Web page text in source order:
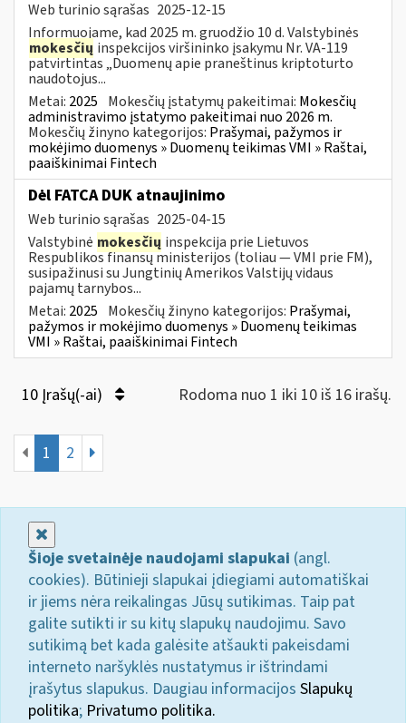
Web turinio sąrašas 2025-12-15
Informuojame, kad 2025 m. gruodžio 10 d. Valstybinės
mokesčių inspekcijos viršininko įsakymu Nr. VA-119
patvirtintas „Duomenų apie praneštinus kriptoturto
naudotojus...
Metai: 2025 Mokesčių įstatymų pakeitimai: Mokesčių
administravimo įstatymo pakeitimai nuo 2026 m.
Mokesčių žinyno kategorijos: Prašymai, pažymos ir
mokėjimo duomenys » Duomenų teikimas VMI » Raštai,
paaiškinimai Fintech
Dėl FATCA DUK atnaujinimo
Web turinio sąrašas 2025-04-15
Valstybinė mokesčių inspekcija prie Lietuvos
Respublikos finansų ministerijos (toliau — VMI prie FM),
susipažinusi su Jungtinių Amerikos Valstijų vidaus
pajamų tarnybos...
Metai: 2025 Mokesčių žinyno kategorijos: Prašymai,
pažymos ir mokėjimo duomenys » Duomenų teikimas
VMI » Raštai, paaiškinimai Fintech
10 Įrašų(-ai) Rodoma nuo 1 iki 10 iš 16 irašų.
1 2
Šioje svetainėje naudojami slapukai (angl.
cookies). Būtinieji slapukai įdiegiami automatiškai
ir jiems nėra reikalingas Jūsų sutikimas. Taip pat
galite sutikti ir su kitų slapukų naudojimu. Savo
sutikimą bet kada galėsite atšaukti pakeisdami
interneto naršyklės nustatymus ir ištrindami
įrašytus slapukus. Daugiau informacijos Slapukų
politika; Privatumo politika.